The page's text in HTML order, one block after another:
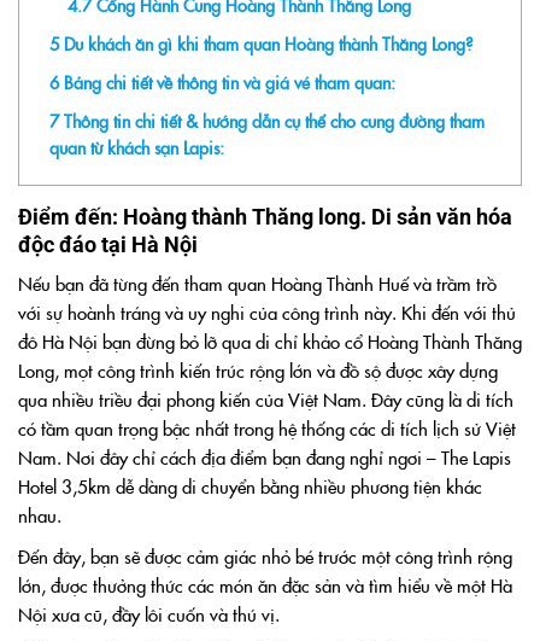
4.7Cổng Hành Cung Hoàng Thành Thăng Long
5Du khách ăn gì khi tham quan Hoàng thành Thăng Long?
6Bảng chi tiết về thông tin và giá vé tham quan:
7Thông tin chi tiết & hướng dẫn cụ thể cho cung đường tham
quan từ khách sạn Lapis:
Điểm đến: Hoàng thành Thăng long. Di sản văn hóa
độc đáo tại Hà Nội
Nếu bạn đã từng đến tham quan Hoàng Thành Huế và trầm trồ
với sự hoành tráng và uy nghi của công trình này. Khi đến với thủ
đô Hà Nội bạn đừng bỏ lỡ qua di chỉ khảo cổ Hoàng Thành Thăng
Long, mọt công trình kiến trúc rộng lớn và đồ sộ được xây dựng
qua nhiều triều đại phong kiến của Việt Nam. Đây cũng là di tích
có tầm quan trọng bậc nhất trong hệ thống các di tích lịch sử Việt
Nam. Nơi đây chỉ cách địa điểm bạn đang nghỉ ngơi – The Lapis
Hotel 3,5km dễ dàng di chuyển bằng nhiều phương tiện khác
nhau.
Đến đây, bạn sẽ được cảm giác nhỏ bé trước một công trình rộng
lớn, được thưởng thức các món ăn đặc sản và tìm hiểu về một Hà
Nội xưa cũ, đầy lôi cuốn và thú vị.